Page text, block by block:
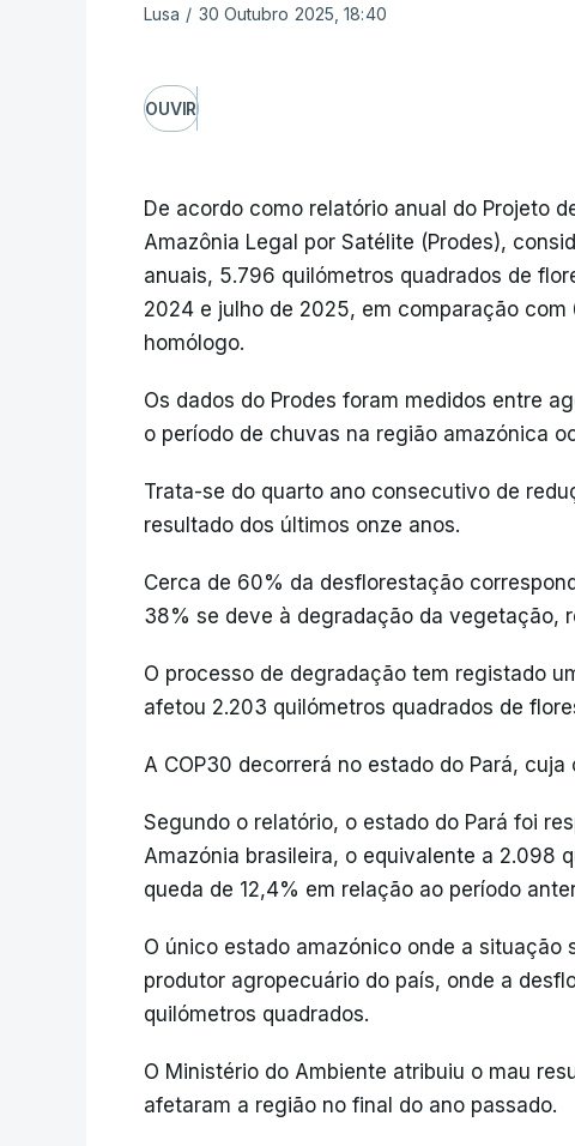
Lusa / 30 Outubro 2025, 18:40
OUVIR
De acordo como relatório anual do Projeto
Amazônia Legal por Satélite (Prodes),
anuais, 5.796 quilómetros quadrados de
2024 e julho de 2025, em comparação
homólogo.
Os dados do Prodes foram medidos entre
o período de chuvas na região amazónica
Trata-se do quarto ano consecutivo de
resultado dos últimos onze anos.
Cerca de 60% da desflorestação
38% se deve à degradação da vegetação,
O processo de degradação tem registado
afetou 2.203 quilómetros quadrados de
A COP30 decorrerá no estado do Pará,
Segundo o relatório, o estado do Pará foi
Amazónia brasileira, o equivalente a 2.098
queda de 12,4% em relação ao período
O único estado amazónico onde a situação
produtor agropecuário do país, onde a
quilómetros quadrados.
O Ministério do Ambiente atribuiu o mau
afetaram a região no final do ano passado.